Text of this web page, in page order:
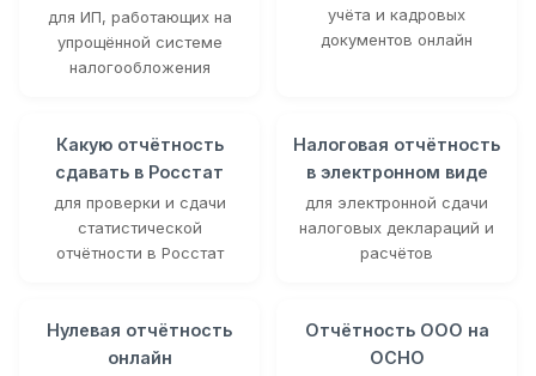
для ИП, работающих на
упрощённой системе
налогообложения
учёта и кадровых
документов онлайн
Какую отчётность
сдавать в Росстат
для проверки и сдачи
статистической
отчётности в Росстат
Налоговая отчётность
в электронном виде
для электронной сдачи
налоговых деклараций и
расчётов
Нулевая отчётность
онлайн
Отчётность ООО на
ОСНО